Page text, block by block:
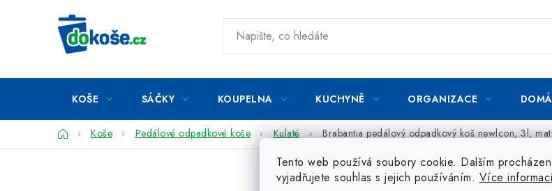
Tento web používá soubory cookie. Dalším
vyjadřujete souhlas s jejich používáním. Více
KOŠE SÁČKY KOUPELNA KUCHYNĚ ORGANIZACE
DomůKoše Pedálové odpadkové koše Kulaté Brabantia pedálový odpadkový koš newlcon, 3l,